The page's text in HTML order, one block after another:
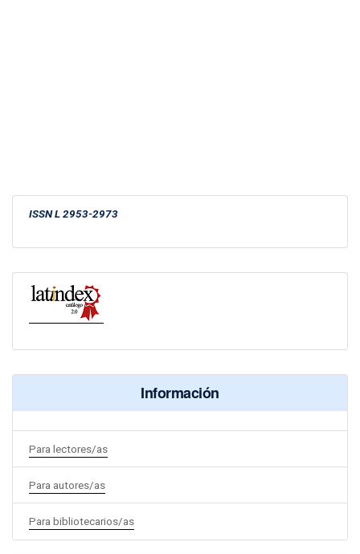
ISSNL 2953-2973
Información
Para lectores/as
Para autores/as
Para bibliotecarios/as